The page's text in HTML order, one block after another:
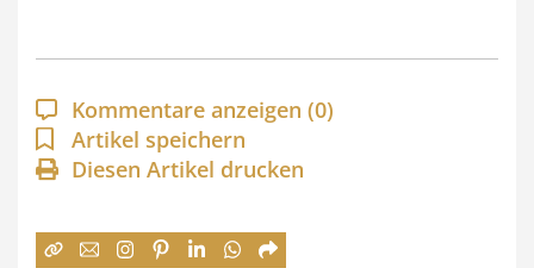
p
a
n
n
:
Kommentare anzeigen (0)
Artikel speichern
Diesen Artikel drucken